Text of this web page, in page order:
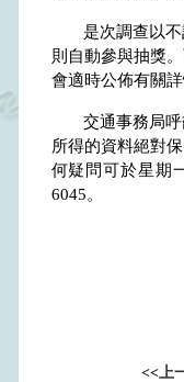
是次調查以
則自動參與抽獎
會適時公佈有關詳
交通事務局
所得的資料絕對
何疑問可於星期
6045。
<<上